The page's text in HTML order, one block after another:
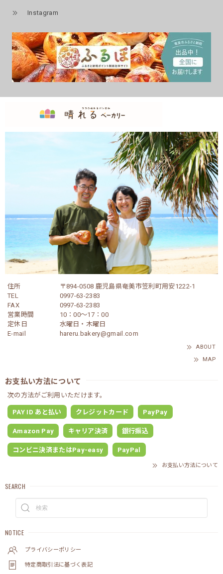
Instagram
住所
〒894-0508 鹿児島県奄美市笠利町用安1222-1
TEL
0997-63-2383
FAX
0997-63-2383
営業時間
10：00～17：00
定休日
水曜日・木曜日
E-mail
hareru.bakery@gmail.com
ABOUT
MAP
お支払い方法について
次の方法がご利用いただけます。
PAY ID あと払い クレジットカード PayPay
Amazon Pay キャリア決済 銀行振込
コンビニ決済またはPay-easy PayPal
お支払い方法について
SEARCH
NOTICE
プライバシーポリシー
特定商取引法に基づく表記